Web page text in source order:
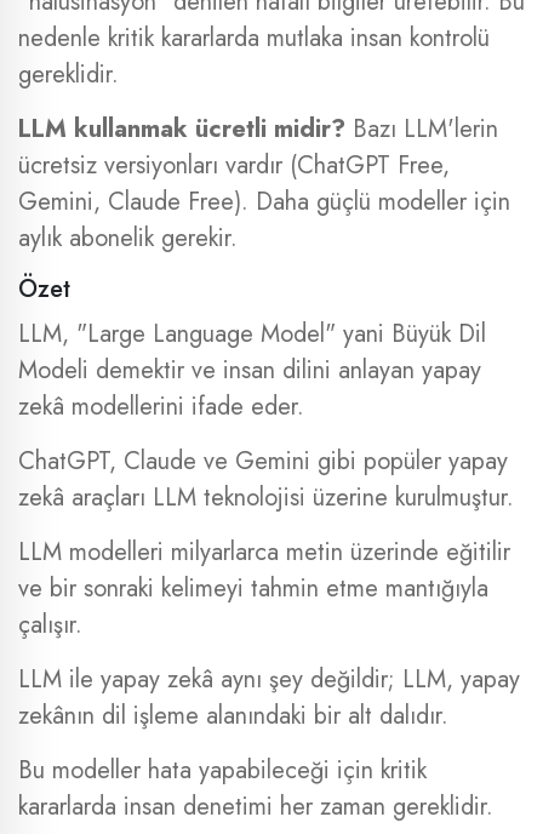
nedenle kritik kararlarda mutlaka insan kontrolü
gereklidir.
LLM kullanmak ücretli midir? Bazı LLM'lerin
ücretsiz versiyonları vardır (ChatGPT Free,
Gemini, Claude Free). Daha güçlü modeller için
aylık abonelik gerekir.
Özet
LLM, "Large Language Model" yani Büyük Dil
Modeli demektir ve insan dilini anlayan yapay
zekâ modellerini ifade eder.
ChatGPT, Claude ve Gemini gibi popüler yapay
zekâ araçları LLM teknolojisi üzerine kurulmuştur.
LLM modelleri milyarlarca metin üzerinde eğitilir
ve bir sonraki kelimeyi tahmin etme mantığıyla
çalışır.
LLM ile yapay zekâ aynı şey değildir; LLM, yapay
zekânın dil işleme alanındaki bir alt dalıdır.
Bu modeller hata yapabileceği için kritik
kararlarda insan denetimi her zaman gereklidir.